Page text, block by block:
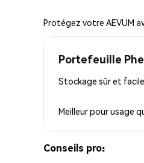
Protégez votre AEVUM
Portefeuille
Stockage sûr et facile
Meilleur pourusage
Conseils pro: